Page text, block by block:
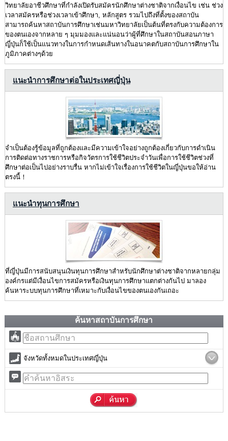
วิทยาลัยอาชีวศึกษาที่กำลังเปิดรับสมัครนักศึกษาต่างชาติจากเงื่อนไข เช่น ช่วง
เวลาสมัครหรือช่วงเวลาเข้าศึกษา, หลักสูตร รวมไปถึงที่ตั้งของสถาบัน
สามารถค้นหาสถาบันการศึกษาเช่นมหาวิทยาลัยเป็นต้นที่ตรงกับความต้องการ
ของตนเองจากหลาย ๆ มุมมองและแน่นอนว่าผู้ที่ศึกษาในสถาบันสอนภาษา
ญี่ปุ่นก็ใช้เป็นแนวทางในการกำหนดเส้นทางในอนาคตกับสถาบันการศึกษาใน
ภูมิภาคต่างๆด้วย
แนะนำการศึกษาต่อในประเทศญี่ปุ่น
จำเป็นต้องรู้ข้อมูลที่ถูกต้องและมีความเข้าใจอย่างถูกต้องเกี่ยวกับการดำเนิน
การติดต่อทางราชการหรือกิจวัตรการใช้ชีวิตประจำวันเพื่อการใช้ชีวิตช่วงที่
ศึกษาต่อเป็นไปอย่างราบรื่น หากไม่เข้าใจเรื่องการใช้ชีวิตในญี่ปุ่นขอให้อ่าน
ตรงนี้！
แนะนำทุนการศึกษา
ที่ญี่ปุ่นมีการสนับสนุนเงินทุนการศึกษาสำหรับนักศึกษาต่างชาติจากหลายกลุ่ม
องค์กรแต่มีเงื่อนไขการสมัครหรือเงินทุนการศึกษาแตกต่างกันไป มาลอง
ค้นหาระบบทุนการศึกษาที่เหมาะกับเงื่อนไขของตนเองกันเถอะ
ค้นหาสถาบันการศึกษา
จังหวัดทั้งหมดในประเทศญี่ปุ่น